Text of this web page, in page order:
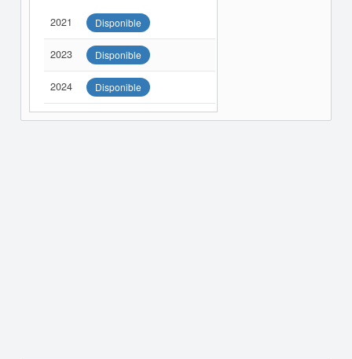
2021 Disponible
2023 Disponible
2024 Disponible